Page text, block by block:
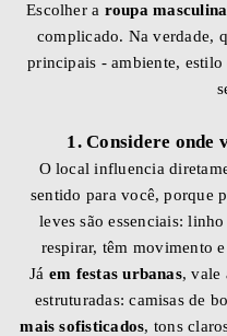
Escolher a roupa
complicado. Na verdade,
principais - ambiente,
1. Considere onde
O local influencia
sentido para você, porque
leves são essenciais:
respirar, têm movimento
Já em festas urbanas, vale
estruturadas: camisas de
mais sofisticados, tons